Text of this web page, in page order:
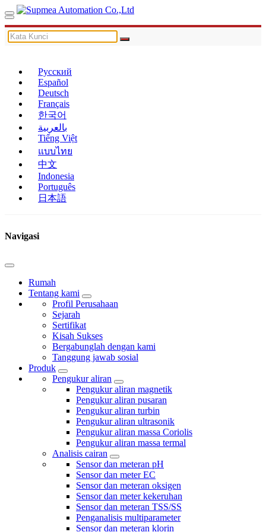
Русский
Español
Deutsch
Français
한국어
بالعربية
Tiếng Việt
แบบไทย
中文
Indonesia
Português
日本語
Navigasi
Rumah
Tentang kami
Profil Perusahaan
Sejarah
Sertifikat
Kisah Sukses
Bergabunglah dengan kami
Tanggung jawab sosial
Produk
Pengukur aliran
Pengukur aliran magnetik
Pengukur aliran pusaran
Pengukur aliran turbin
Pengukur aliran ultrasonik
Pengukur aliran massa Coriolis
Pengukur aliran massa termal
Analisis cairan
Sensor dan meteran pH
Sensor dan meter EC
Sensor dan meteran oksigen
Sensor dan meter kekeruhan
Sensor dan meteran TSS/SS
Penganalisis multiparameter
Sensor dan meteran klorin